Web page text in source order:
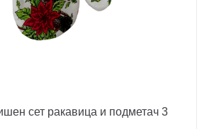
сет ракавица и подметач 3